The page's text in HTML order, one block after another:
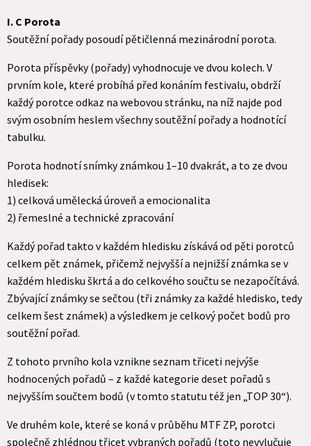
I. C Porota
Soutěžní pořady posoudí pětičlenná mezinárodní porota.
Porota příspěvky (pořady) vyhodnocuje ve dvou kolech. V
prvním kole, které probíhá před konáním festivalu, obdrží
každý porotce odkaz na webovou stránku, na níž najde pod
svým osobním heslem všechny soutěžní pořady a hodnotící
tabulku.
Porota hodnotí snímky známkou 1–10 dvakrát, a to ze dvou
hledisek:
1) celková umělecká úroveň a emocionalita
2) řemeslné a technické zpracování
Každý pořad takto v každém hledisku získává od pěti porotců
celkem pět známek, přičemž nejvyšší a nejnižší známka se v
každém hledisku škrtá a do celkového součtu se nezapočítává.
Zbývající známky se sečtou (tři známky za každé hledisko, tedy
celkem šest známek) a výsledkem je celkový počet bodů pro
soutěžní pořad.
Z tohoto prvního kola vznikne seznam třiceti nejvýše
hodnocených pořadů – z každé kategorie deset pořadů s
nejvyšším součtem bodů (v tomto statutu též jen „TOP 30“).
Ve druhém kole, které se koná v průběhu MTF ZP, porotci
společně zhlédnou třicet vybraných pořadů (toto nevylučuje